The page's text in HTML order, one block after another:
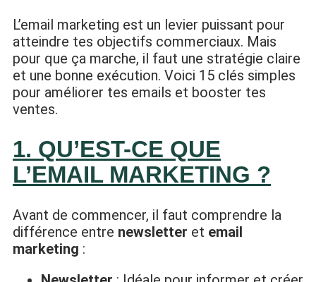
L’email marketing est un levier puissant pour
atteindre tes objectifs commerciaux. Mais
pour que ça marche, il faut une stratégie claire
et une bonne exécution. Voici 15 clés simples
pour améliorer tes emails et booster tes
ventes.
1. QU’EST-CE QUE
L’EMAIL MARKETING ?
Avant de commencer, il faut comprendre la
différence entre newsletter et email
marketing :